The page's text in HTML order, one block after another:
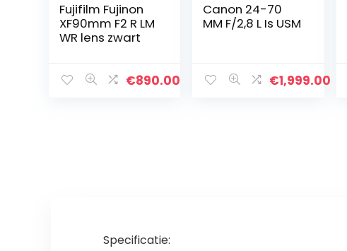
Fujifilm Fujinon
XF90mm F2 R LM
WR lens zwart
€890.00
Canon 24-70
MM F/2,8 L Is USM
€1,999.00
Specificatie: